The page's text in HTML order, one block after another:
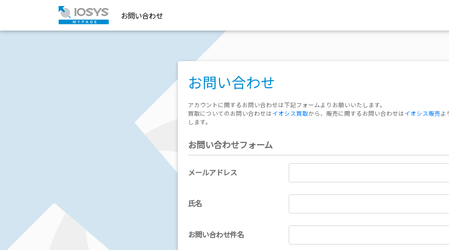
お問い合わせ
お問い合わせ
アカウントに関するお問い合わせは下記フォームよりお願いいたします。
買取についてのお問い合わせはイオシス買取から、販売に関するお問い合わせはイオシス販売よ
します。
お問い合わせフォーム
メールアドレス
氏名
お問い合わせ件名